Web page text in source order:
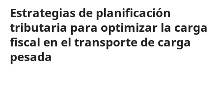
Estrategias de planificación
tributaria para optimizar la carga
fiscal en el transporte de carga
pesada